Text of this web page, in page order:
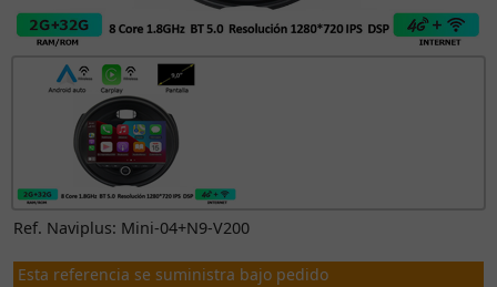
Ref. Naviplus: Mini-04+N9-V200
Esta referencia se suministra bajo pedido